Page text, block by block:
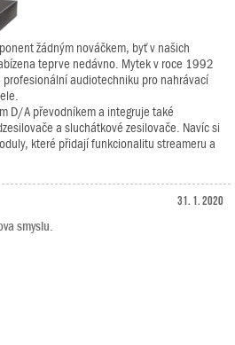
žádným nováčkem, byť v našich
teprve nedávno. Mytek v roce 1992
audiotechniku pro nahrávací
D/A převodníkem a integruje také
a sluchátkové zesilovače. Navíc si
které přidají funkcionalitu streameru a
31. 1. 2020
smyslu.